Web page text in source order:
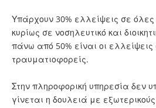
Υπάρχουν 30% ελλείψεις σε όλες
κυρίως σε νοσηλευτικό και
πάνω από 50% είναι οι ελλείψεις
τραυματιοφορείς.
Στην πληροφορική υπηρεσία δεν
γίνεται η δουλειά με